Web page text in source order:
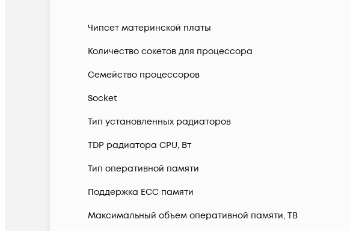
Чипсет материнской платы
Количество сокетов для процессора
Семейство процессоров
Socket
Тип установленных радиаторов
TDP радиатора CPU, Вт
Тип оперативной памяти
Поддержка ECC памяти
Максимальный объем оперативной памяти, TB